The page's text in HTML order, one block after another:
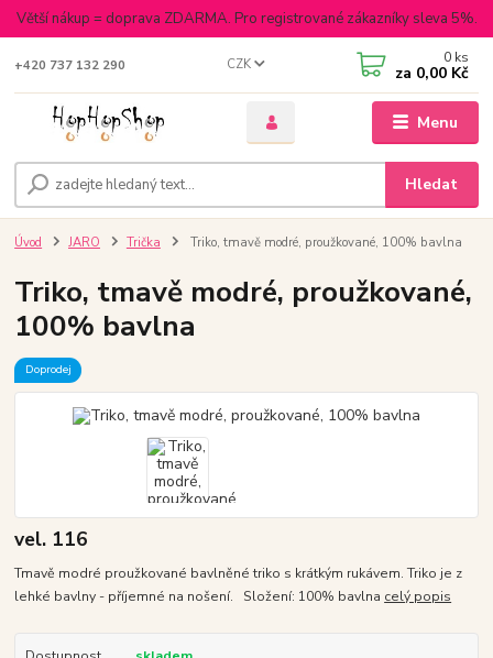
Větší nákup = doprava ZDARMA. Pro registrované zákazníky sleva 5%.
Menu
CZK
Hledat
+420 737 132 290 0 ks
za 0,00 Kč
Úvod JARO Trička Triko, tmavě modré, proužkované, 100% bavlna
Triko, tmavě modré, proužkované,
100% bavlna
Doprodej
vel. 116
Tmavě modré proužkované bavlněné triko s krátkým rukávem. Triko je z
lehké bavlny - příjemné na nošení. Složení: 100% bavlna celý popis